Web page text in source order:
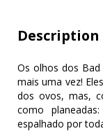
Description
Os olhos dos
mais uma vez!
dos ovos, mas,
como
espalhado por